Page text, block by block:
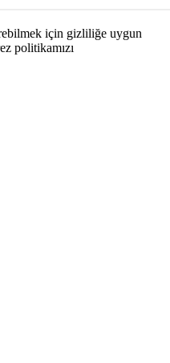
için gizliliğe uygun
politikamızı